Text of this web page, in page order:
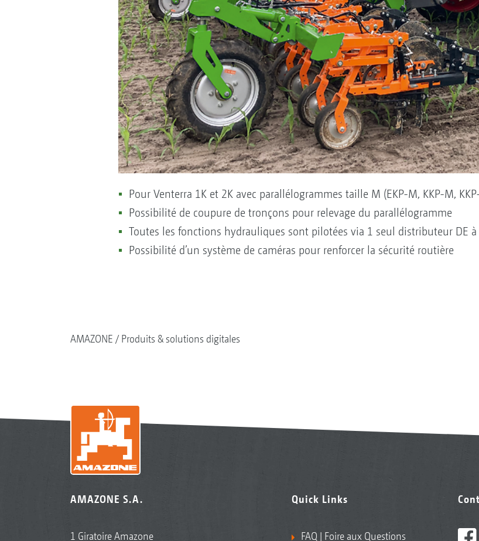
Pour Venterra 1K et 2K avec parallélogrammes taille M (EKP-M, KKP-M,
Possibilité de coupure de tronçons pour relevage du parallélogramme
Toutes les fonctions hydrauliques sont pilotées via 1 seul distributeur DE à
Possibilité d’un système de caméras pour renforcer la sécurité routière
AMAZONE Produits & solutions digitales
AMAZONE S.A.
1 Giratoire Amazone
Quick Links
FAQ | Foire aux Questions